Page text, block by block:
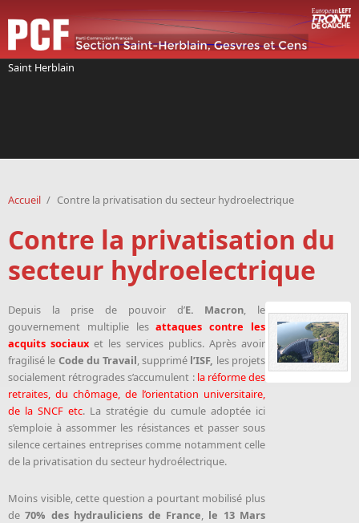
Saint Herblain
Accueil / Contre la privatisation du secteur hydroelectrique
Contre la privatisation du
secteur hydroelectrique
Depuis la prise de pouvoir d’E. Macron, le
gouvernement multiplie lesattaques contre les
acquits sociaux et les services publics. Après avoir
fragilisé le Code du Travail, supprimé l’ISF, les projets
socialement rétrogrades s’accumulent : la réforme des
retraites, du chômage, de l’orientation universitaire,
de la SNCF etc. La stratégie du cumule adoptée ici
s’emploie à assommer les résistances et passer sous
silence certaines entreprises comme notamment celle
de la privatisation du secteur hydroélectrique.
Moins visible, cette question a pourtant mobilisé plus
de70% des hydrauliciens de France, le 13 Mars